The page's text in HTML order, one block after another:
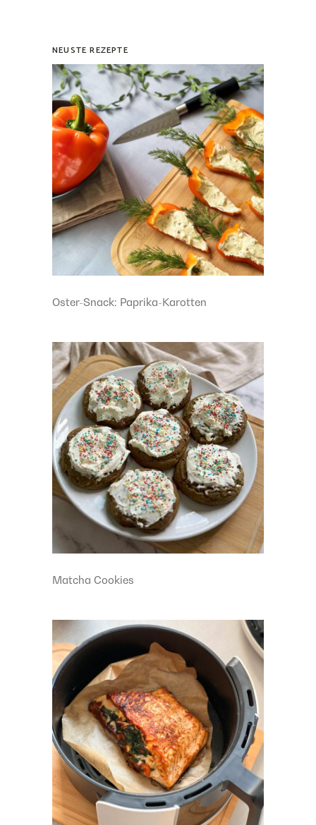
NEUSTE REZEPTE
Oster-Snack: Paprika-Karotten
Matcha Cookies